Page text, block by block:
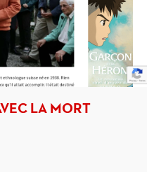
LA MORT